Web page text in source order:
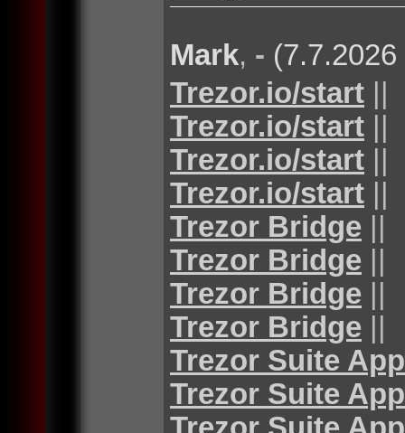
Mark, -
Trezor.io/start ||
Trezor.io/start ||
Trezor.io/start ||
Trezor.io/start ||
Trezor Bridge ||
Trezor Bridge ||
Trezor Bridge ||
Trezor Bridge ||
Trezor Suite App
Trezor Suite App